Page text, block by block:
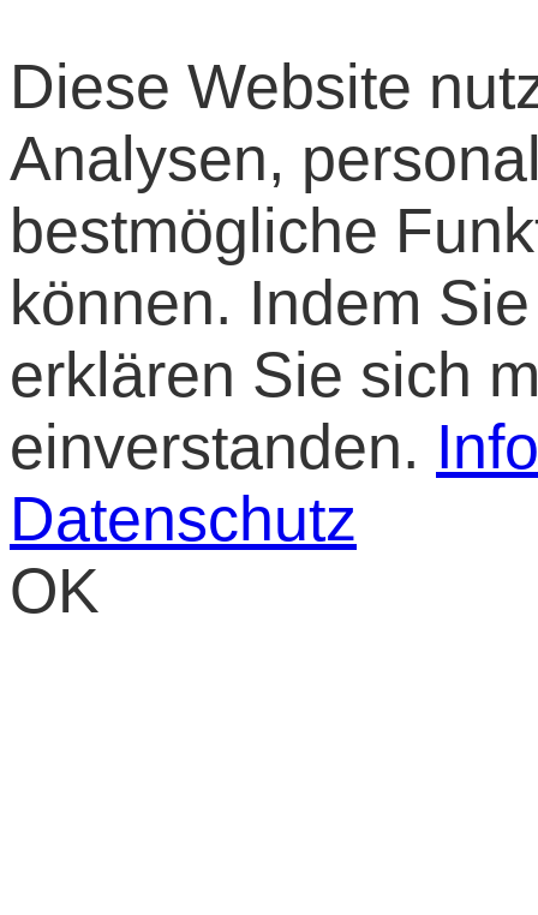
Diese Website
Analysen,
bestmögliche
können. Indem
erklären Sie sich
einverstanden.
Datenschutz
OK